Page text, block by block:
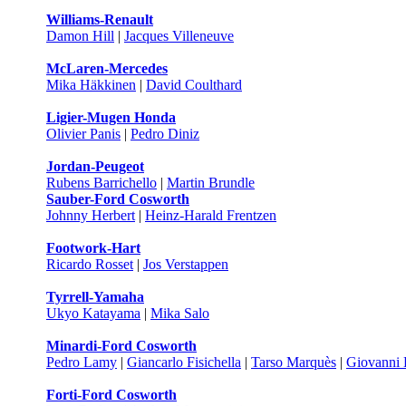
Williams-Renault
Damon Hill | Jacques Villeneuve
McLaren-Mercedes
Mika Häkkinen | David Coulthard
Ligier-Mugen Honda
Olivier Panis | Pedro Diniz
Jordan-Peugeot
Rubens Barrichello | Martin Brundle
Sauber-Ford Cosworth
Johnny Herbert | Heinz-Harald Frentzen
Footwork-Hart
Ricardo Rosset | Jos Verstappen
Tyrrell-Yamaha
Ukyo Katayama | Mika Salo
Minardi-Ford Cosworth
Pedro Lamy | Giancarlo Fisichella | Tarso Marquès | Giovanni
Forti-Ford Cosworth